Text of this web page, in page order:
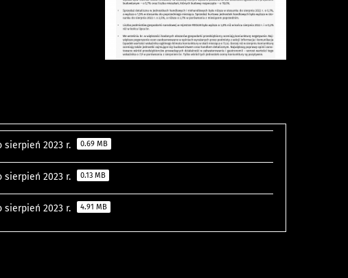
sierpień 2023 r. 0.69 MB
sierpień 2023 r. 0.13 MB
sierpień 2023 r. 4.91 MB